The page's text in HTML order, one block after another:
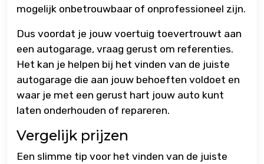
mogelijk onbetrouwbaar of onprofessioneel zijn.
Dus voordat je jouw voertuig toevertrouwt aan
een autogarage, vraag gerust om referenties.
Het kan je helpen bij het vinden van de juiste
autogarage die aan jouw behoeften voldoet en
waar je met een gerust hart jouw auto kunt
laten onderhouden of repareren.
Vergelijk prijzen
Een slimme tip voor het vinden van de juiste